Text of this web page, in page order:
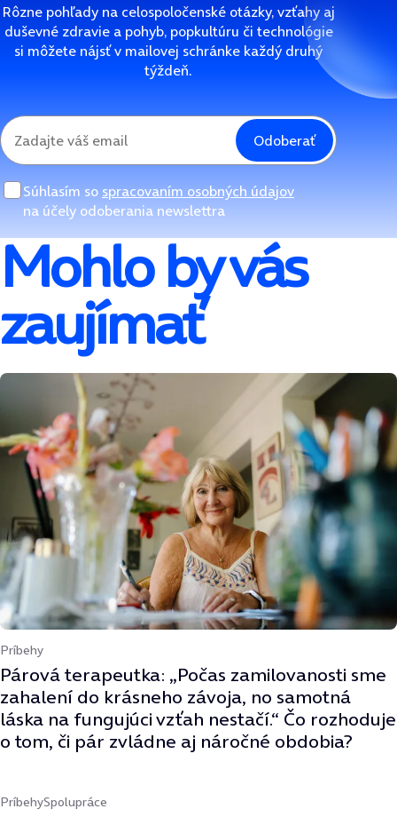
Rôzne pohľady na celospoločenské otázky, vzťahy aj
duševné zdravie a pohyb, popkultúru či technológie
si môžete nájsť v mailovej schránke každý druhý
týždeň.
Odoberať
Súhlasím so spracovaním osobných údajov
na účely odoberania newslettra
Mohlo by vás
zaujímať
Príbehy
Párová terapeutka: „Počas zamilovanosti sme
zahalení do krásneho závoja, no samotná
láska na fungujúci vzťah nestačí.“ Čo rozhoduje
o tom, či pár zvládne aj náročné obdobia?
PríbehySpolupráce